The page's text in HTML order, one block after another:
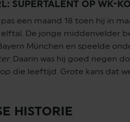
SUPERTALENT OP WK-
pas een maand 18 toen hij in
De jonge middenvelder
München en speelde
. Daarin was hij goed negen
die leeftijd. Grote kans dat
HISTORIE